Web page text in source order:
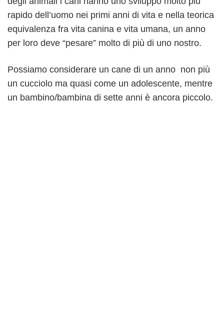
rapido dell’uomo nei primi anni di vita e nella teorica
equivalenza fra vita canina e vita umana, un anno
per loro deve “pesare” molto di più di uno nostro.
Possiamo considerare un cane di un anno non più
un cucciolo ma quasi come un adolescente, mentre
un bambino/bambina di sette anni è ancora piccolo.